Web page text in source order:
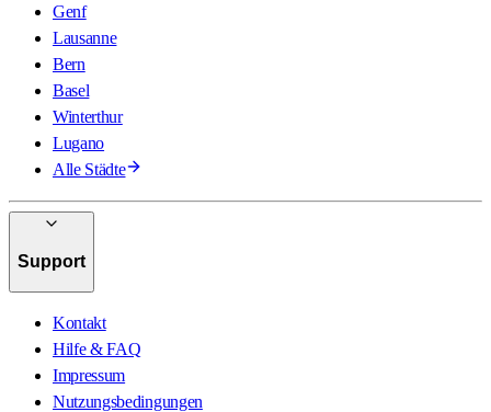
Genf
Lausanne
Bern
Basel
Winterthur
Lugano
Alle Städte
Support
Kontakt
Hilfe & FAQ
Impressum
Nutzungsbedingungen